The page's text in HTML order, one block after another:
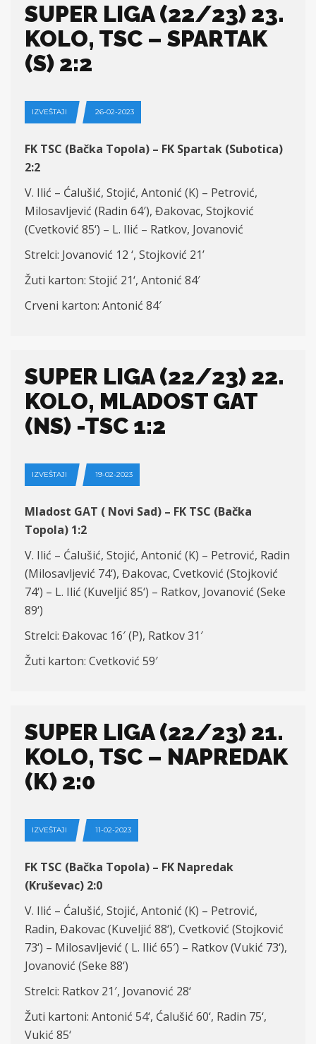
SUPER LIGA (22/23) 23.
KOLO, TSC – SPARTAK
(S) 2:2
IZVEŠTAJI 26-02-2023
FK TSC (Bačka Topola) – FK Spartak (Subotica)
2:2
V. Ilić – Ćalušić, Stojić, Antonić (K) – Petrović,
Milosavljević (Radin 64′), Đakovac, Stojković
(Cvetković 85‘) – L. Ilić – Ratkov, Jovanović
Strelci: Jovanović 12 ‘, Stojković 21’
Žuti karton: Stojić 21‘, Antonić 84′
Crveni karton: Antonić 84′
SUPER LIGA (22/23) 22.
KOLO, MLADOST GAT
(NS) -TSC 1:2
IZVEŠTAJI 19-02-2023
Mladost GAT ( Novi Sad) – FK TSC (Bačka
Topola) 1:2
V. Ilić – Ćalušić, Stojić, Antonić (K) – Petrović, Radin
(Milosavljević 74‘), Đakovac, Cvetković (Stojković
74‘) – L. Ilić (Kuveljić 85‘) – Ratkov, Jovanović (Seke
89‘)
Strelci: Đakovac 16′ (P), Ratkov31′
Žuti karton: Cvetković 59′
SUPER LIGA (22/23) 21.
KOLO, TSC – NAPREDAK
(K) 2:0
IZVEŠTAJI 11-02-2023
FK TSC (Bačka Topola) – FK Napredak
(Kruševac) 2:0
V. Ilić – Ćalušić, Stojić, Antonić (K) – Petrović,
Radin, Đakovac (Kuveljić 88‘), Cvetković (Stojković
73‘) – Milosavljević ( L. Ilić 65′) – Ratkov (Vukić 73‘),
Jovanović (Seke 88‘)
Strelci: Ratkov 21′, Jovanović 28‘
Žuti kartoni: Antonić 54‘, Ćalušić 60‘, Radin 75‘,
Vukić 85‘